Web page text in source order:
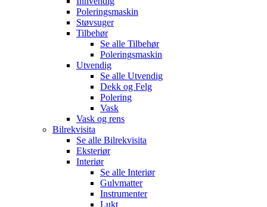
Poleringsmaskin
Støvsuger
Tilbehør
Se alle Tilbehør
Poleringsmaskin
Utvendig
Se alle Utvendig
Dekk og Felg
Polering
Vask
Vask og rens
Bilrekvisita
Se alle Bilrekvisita
Eksteriør
Interiør
Se alle Interiør
Gulvmatter
Instrumenter
Lukt